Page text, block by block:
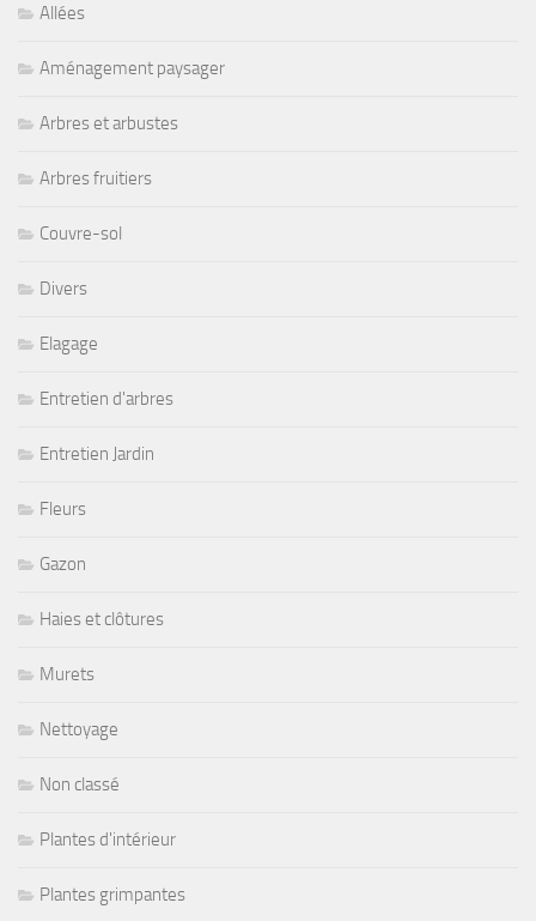
Allées
Aménagement paysager
Arbres et arbustes
Arbres fruitiers
Couvre-sol
Divers
Elagage
Entretien d'arbres
Entretien Jardin
Fleurs
Gazon
Haies et clôtures
Murets
Nettoyage
Non classé
Plantes d'intérieur
Plantes grimpantes